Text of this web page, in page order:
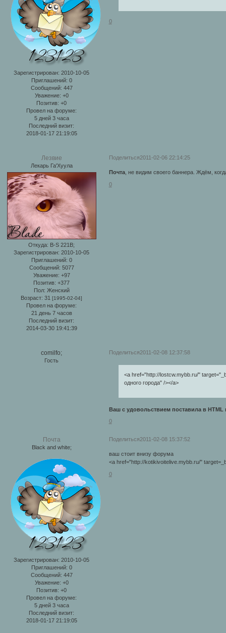
Зарегистрирован: 2010-10-05
Приглашений: 0
Сообщений: 447
Уважение: +0
Позитив: +0
Провел на форуме:
5 дней 3 часа
Последний визит:
2018-01-17 21:19:05
0
Поделиться2011-02-06 22:14:25
Лезвие
Лекарь Га'Хуула
Откуда: B-S 221B;
Зарегистрирован: 2010-10-05
Приглашений: 0
Сообщений: 5077
Уважение: +97
Позитив: +377
Пол: Женский
Возраст: 31[1995-02-04]
Провел на форуме:
21 день 7 часов
Последний визит:
2014-03-30 19:41:39
Почта, не видим своего баннера. Ждём,
0
Поделиться2011-02-08 12:37:58
comilfo;
Гость
<a href="http://lostcw.mybb.ru/"
одного города" /></a>
Ваш с удовольствием поставила в HTML
0
Поделиться2011-02-08 15:37:52
Почта
Black and white;
Зарегистрирован: 2010-10-05
Приглашений: 0
Сообщений: 447
Уважение: +0
Позитив: +0
Провел на форуме:
5 дней 3 часа
Последний визит:
2018-01-17 21:19:05
ваш стоит внизу форума
<a href="http://kotikivoitelive.mybb.ru/"
0